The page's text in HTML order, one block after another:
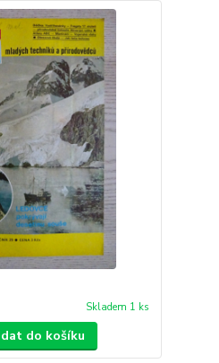
Skladem 1 ks
do košíku